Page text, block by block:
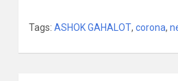
Tags: ASHOK GAHALOT, corona,